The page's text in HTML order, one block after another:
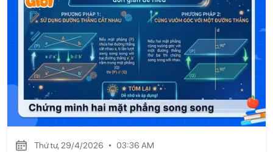
sau đây.
Thứ tư, 29/4/2026 03:36 AM